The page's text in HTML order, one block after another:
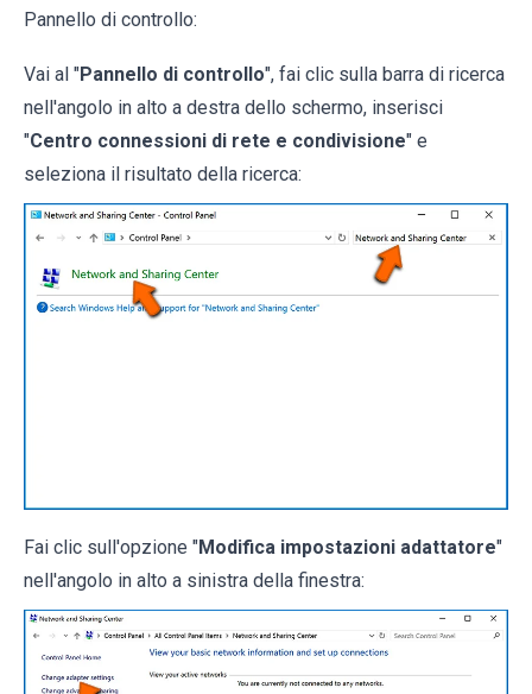
Pannello di controllo:
Vai al "Pannello di controllo", fai clic sulla barra di ricerca
nell'angolo in alto a destra dello schermo, inserisci
"Centro connessioni di rete e condivisione" e
seleziona il risultato della ricerca:
Fai clic sull'opzione "Modifica impostazioni adattatore"
nell'angolo in alto a sinistra della finestra: